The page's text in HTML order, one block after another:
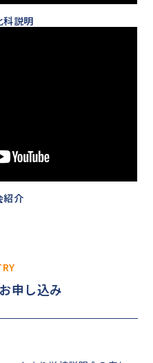
科説明
紹介
申し込み